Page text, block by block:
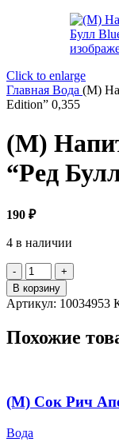
Click to enlarge
Главная Вода (М)
Edition” 0,355
(М)
“Ред
190 ₽
4 в наличии
Количество
товара
(М)
Напиток
"Ред
0,355
В корзину
Артикул: 10034953
Похожие
(М) Сок Рич
Вода